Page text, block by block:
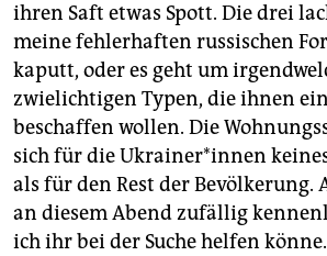
ihren Saft etwas Spott. Die drei
meine fehlerhaften russischen
kaputt, oder es geht um
zwielichtigen Typen, die ihnen
beschaffen wollen. Die
sich für die Ukrai­ne­r*in­nen
als für den Rest der Bevölkerung.
an diesem Abend zufällig
ich ihr bei der Suche helfen könne.